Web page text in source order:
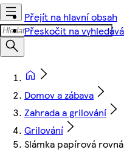
Přejít na hlavní obsah
Přeskočit na
Domov a zábava
Zahrada a grilování
Grilování
Slámka papírová